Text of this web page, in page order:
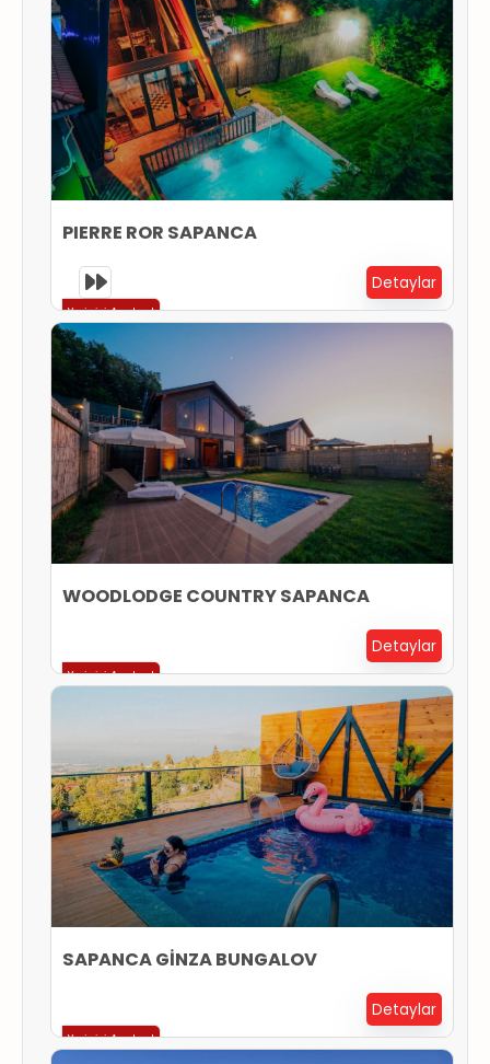
PIERRE ROR SAPANCA
Detaylar
Yerinizi Ayırtın !
WOODLODGE COUNTRY SAPANCA
Detaylar
Yerinizi Ayırtın !
SAPANCA GİNZA BUNGALOV
Detaylar
Yerinizi Ayırtın !